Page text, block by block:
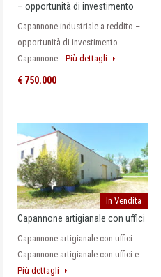
– opportunità di investimento
Capannone industriale a reddito –
opportunità di investimento
Capannone… Più dettagli
€ 750.000
In Vendita
Capannone artigianale con uffici
Capannone artigianale con uffici
Capannone artigianale con uffici e…
Più dettagli